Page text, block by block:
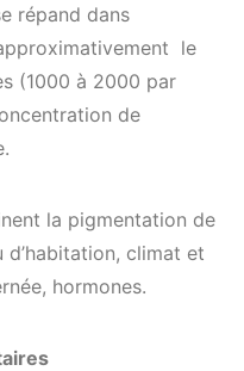
répand dans
le
(1000 à 2000 par
de
la pigmentation de
d’habitation, climat et
hormones.